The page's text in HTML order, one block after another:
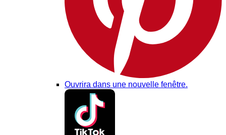
Ouvrira dans une nouvelle fenêtre.